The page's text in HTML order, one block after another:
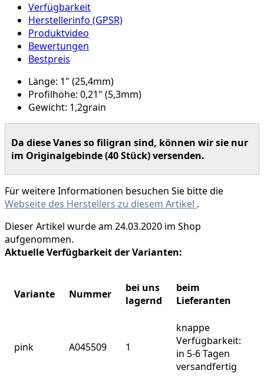
Verfügbarkeit
Herstellerinfo (GPSR)
Produktvideo
Bewertungen
Bestpreis
Länge: 1" (25,4mm)
Profilhöhe: 0,21" (5,3mm)
Gewicht: 1,2grain
Da diese Vanes so filigran sind, können wir sie nur
im Originalgebinde (40 Stück) versenden.
Für weitere Informationen besuchen Sie bitte die
Webseite des Herstellers zu diesem Artikel .
Dieser Artikel wurde am 24.03.2020 im Shop
aufgenommen.
Aktuelle Verfügbarkeit der Varianten:
Variante Nummer
bei uns
lagernd
beim
Lieferanten
pink A045509 1
knappe
Verfügbarkeit:
in 5-6 Tagen
versandfertig